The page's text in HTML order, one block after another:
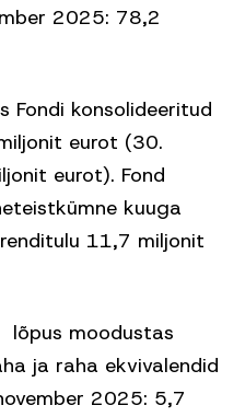
2025: 78,2
konsolideeritud
eurot (30.
eurot). Fond
kuuga
11,7 miljonit
moodustas
ja raha ekvivalendid
2025: 5,7